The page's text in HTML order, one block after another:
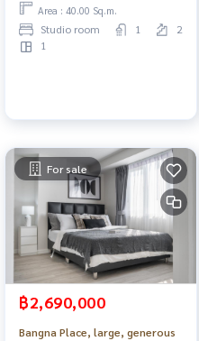
Area : 40.00 Sq.m.
Studio room 1
2
1
For sale
฿2,690,000
Bangna Place, large, generous